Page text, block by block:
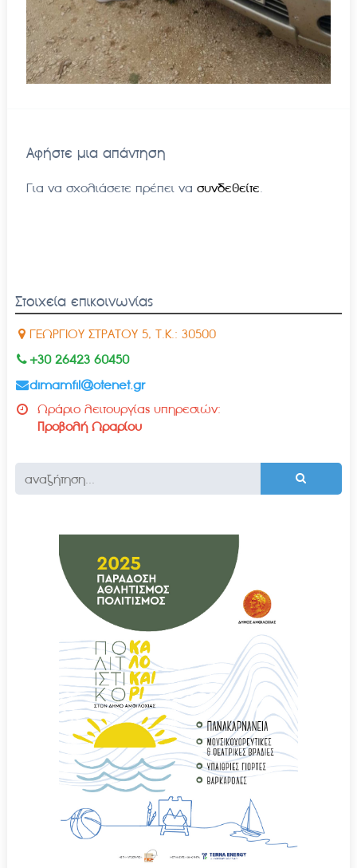
Αφήστε μια απάντηση
Για να σχολιάσετε πρέπει να συνδεθείτε
Στοιχεία επικοινωνίας
ΓΕΩΡΓΙΟΥ ΣΤΡΑΤΟΥ 5, Τ.Κ.: 30500
+30 26423 60450
dimamfil@otenet.gr
Ωράριο λειτουργίας υπηρεσιών:
Προβολή Ωραρίου